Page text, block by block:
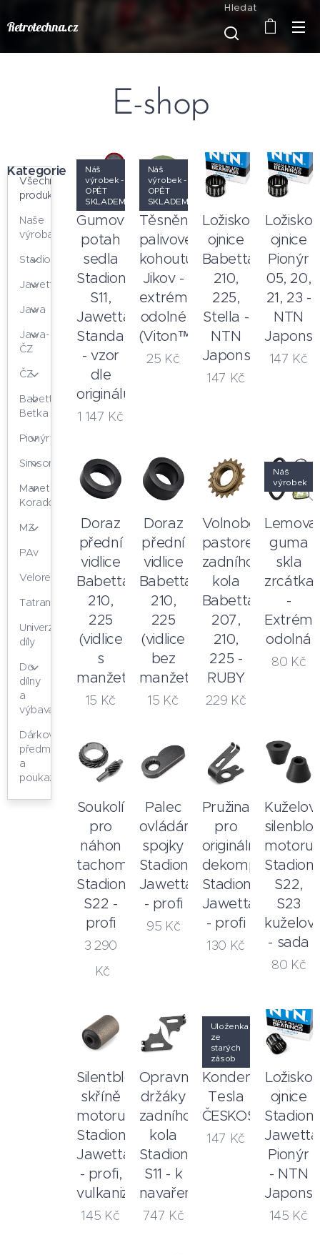
Retrotechna.cz
Hledat
E-shop
Kategorie
Všechny
produkty
Naše
výroba
Stadion
Jawetta
Jawa
Jawa-
ČZ
ČZ
Babetta,
Betka
Pionýr
Simson
Manet
Korado
MZ
PAv
Velorex
Tatran
Univerzální
díly
Do
dílny
a
výbava
Dárkové
předměty
a
poukazy
Gumový
potah
sedla
Stadion
S11,
Jawetta
Standard
- vzor
dle
originálu
Náš
výrobek -
OPĚT
SKLADEM
1 147 Kč
Těsnění
palivového
kohoutu
Jikov -
extrémně
odolné
(Viton™)
Náš
výrobek -
OPĚT
SKLADEM
25 Kč
Ložisko
ojnice
Babetta
210,
225,
Stella -
NTN
Japonsko
147 Kč
Ložisko
ojnice
Pionýr
05, 20,
21, 23 -
NTN
147 Kč
Doraz
přední
vidlice
Babetta
210,
225
(vidlice
s
manžetou)
15 Kč
Doraz
přední
vidlice
Babetta
210,
225
(vidlice
bez
manžet)
15 Kč
Volnoběžný
pastorek
zadního
kola
Babetta
207,
210,
225 -
RUBY
229 Kč
guma
skla
zrcátka
-
odolná
Náš
výrobek
80 Kč
Soukolí
pro
náhon
tachometru
Stadion
S22 -
profi
3 290
Kč
Palec
ovládání
spojky
Stadion,
Jawetta
- profi
95 Kč
Pružina
pro
originální
dekompresor
Stadion,
Jawetta
- profi
130 Kč
motoru
Stadion
S22,
S23
- sada
80 Kč
Silentblok
skříně
motoru
Stadion,
Jawetta
- profi,
vulkanizovaný
145 Kč
Opravné
držáky
zadního
kola
Stadion
S11 - k
navaření
747 Kč
Kondenzátor
Tesla
Uloženka
ze
starých
zásob
147 Kč
Ložisko
ojnice
Stadion,
Pionýr
- NTN
145 Kč